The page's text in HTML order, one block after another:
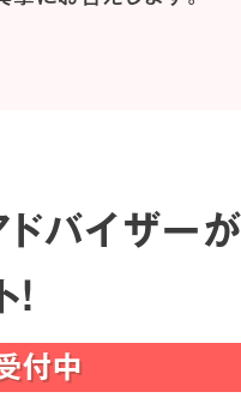
バイザーが
付中